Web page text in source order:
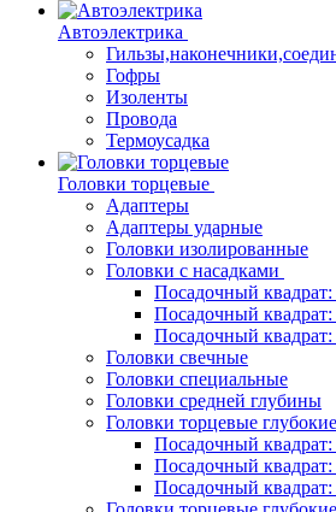
Автоэлектрика
Гофры
Изоленты
Провода
Термоусадка
Головки торцевые
Адаптеры
Адаптеры ударные
Головки изолированные
Головки с насадками
Посадочный квадрат:
Посадочный квадрат:
Посадочный квадрат:
Головки свечные
Головки специальные
Головки средней глубины
Головки торцевые глубокие
Посадочный квадрат:
Посадочный квадрат:
Посадочный квадрат: